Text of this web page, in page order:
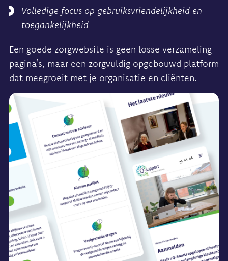
Volledige focus op gebruiksvriendelijkheid en
toegankelijkheid
Een goede zorgwebsite is geen losse verzameling
pagina’s, maar een zorgvuldig opgebouwd platform
dat meegroeit met je organisatie en cliënten.